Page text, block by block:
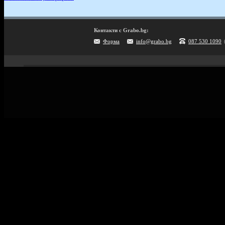
Контакти с Grabo.bg:
Форма
info@grabo.bg 087 530 1090